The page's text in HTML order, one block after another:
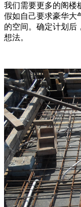
我们需要更多的阁楼
假如自己要求豪华大
的空间。确定计划后
想法。